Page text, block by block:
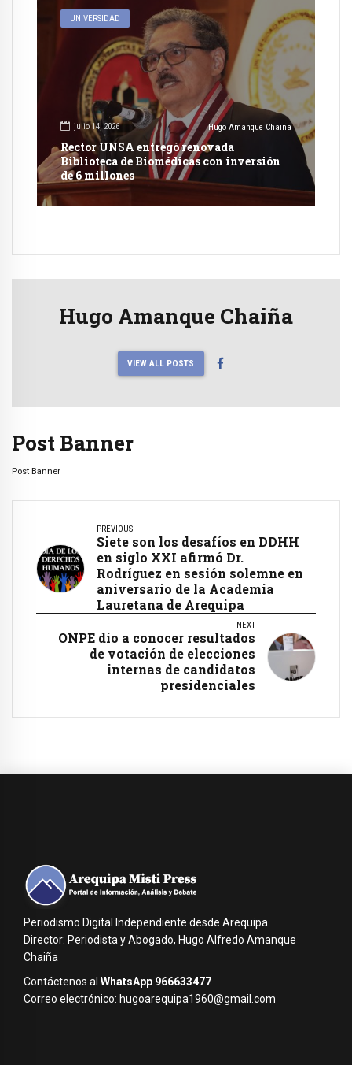
UNIVERSIDAD
julio 14, 2026 Hugo Amanque Chaiña
Rector UNSA entregó renovada
Biblioteca de Biomédicas con inversión
de 6 millones
Hugo Amanque Chaiña
VIEW ALL POSTS
Post Banner
Post Banner
PREVIOUS
Siete son los desafíos en DDHH
en siglo XXI afirmó Dr.
Rodríguez en sesión solemne en
aniversario de la Academia
Lauretana de Arequipa
NEXT
ONPE dio a conocer resultados
de votación de elecciones
internas de candidatos
presidenciales
Periodismo Digital Independiente desde Arequipa
Director: Periodista y Abogado, Hugo Alfredo Amanque
Chaiña
Contáctenos al WhatsApp 966633477
Correo electrónico: hugoarequipa1960@gmail.com